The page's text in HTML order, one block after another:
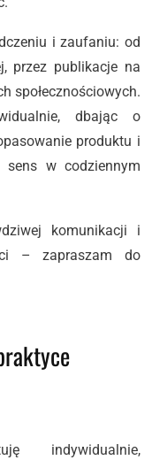
i zaufaniu: od
przez publikacje na
społecznościowych.
dbając o
produktu i
sens w codziennym
komunikacji i
– zapraszam do
indywidualnie,